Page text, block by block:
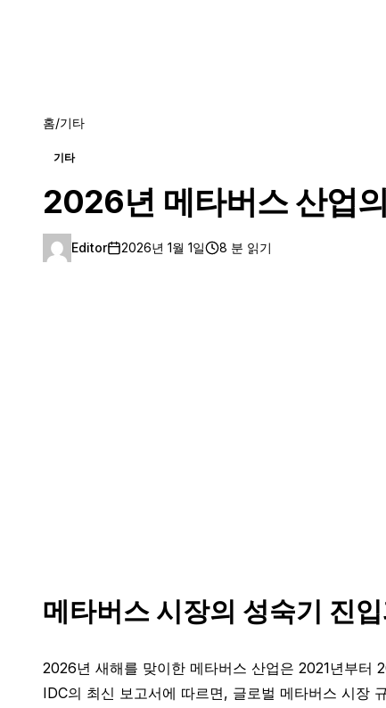
홈/기타
기타
2026년 메타버스 산업
Editor 2026년 1월 1일 8 분 읽기
메타버스 시장의 성숙기 진
2026년 새해를 맞이한 메타버스 산업은 2021년부터
IDC의 최신 보고서에 따르면, 글로벌 메타버스 시